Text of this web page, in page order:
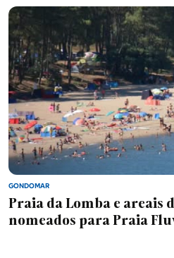
GONDOMAR
Praia da Lomba e areais
nomeados para Praia